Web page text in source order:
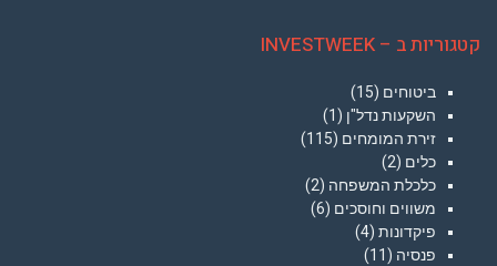
קטגוריות ב – INVESTWEEK
ביטוחים (15)
השקעות נדל"ן (1)
זירת המומחים (115)
כלים (2)
כלכלת המשפחה (2)
משווים וחוסכים (6)
פיקדונות (4)
פנסיה (11)